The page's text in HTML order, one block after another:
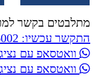
מתלבטים בקשר
התקשר עכשיו: 050-8556002
וואטסאפ עם נציג
וואטסאפ עם נציג